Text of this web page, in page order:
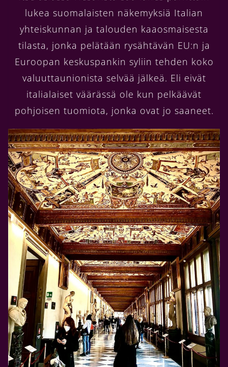
lukea suomalaisten näkemyksiä Italian
yhteiskunnan ja talouden kaaosmaisesta
tilasta, jonka pelätään rysähtävän EU:n ja
Euroopan keskuspankin syliin tehden koko
valuuttaunionista selvää jälkeä. Eli eivät
italialaiset väärässä ole kun pelkäävät
pohjoisen tuomiota, jonka ovat jo saaneet.